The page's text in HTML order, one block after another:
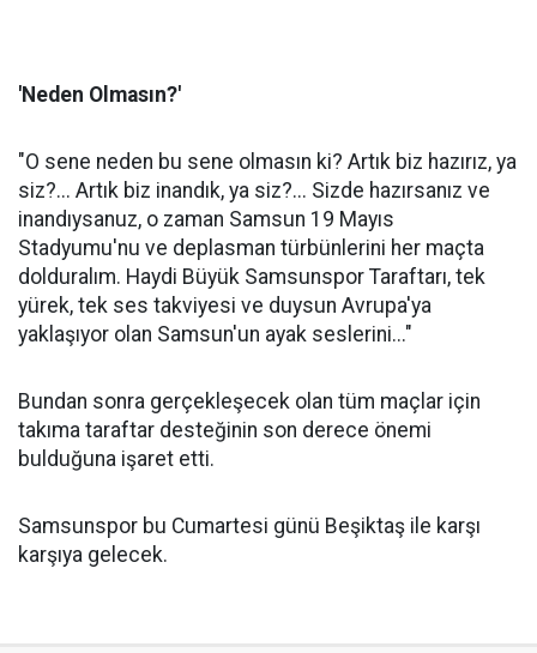
'Neden Olmasın?'
"O sene neden bu sene olmasın ki? Artık biz hazırız, ya
siz?... Artık biz inandık, ya siz?... Sizde hazırsanız ve
inandıysanuz, o zaman Samsun 19 Mayıs
Stadyumu'nu ve deplasman türbünlerini her maçta
dolduralım. Haydi Büyük Samsunspor Taraftarı, tek
yürek, tek ses takviyesi ve duysun Avrupa'ya
yaklaşıyor olan Samsun'un ayak seslerini..."
Bundan sonra gerçekleşecek olan tüm maçlar için
takıma taraftar desteğinin son derece önemi
bulduğuna işaret etti.
Samsunspor bu Cumartesi günü Beşiktaş ile karşı
karşıya gelecek.